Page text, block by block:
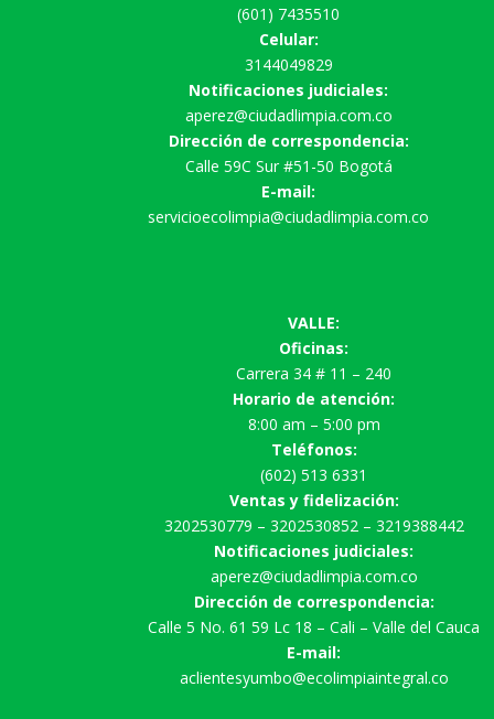
(601) 7435510
Celular:
3144049829
Notificaciones judiciales:
aperez@ciudadlimpia.com.co
Dirección de correspondencia:
Calle 59C Sur #51-50 Bogotá
E-mail:
servicioecolimpia@ciudadlimpia.com.co
VALLE:
Oficinas:
Carrera 34 # 11 – 240
Horario de atención:
8:00 am – 5:00 pm
Teléfonos:
(602) 513 6331
Ventas y fidelización:
3202530779 – 3202530852 – 3219388442
Notificaciones judiciales:
aperez@ciudadlimpia.com.co
Dirección de correspondencia:
Calle 5 No. 61 59 Lc 18 – Cali – Valle del Cauca
E-mail:
aclientesyumbo@ecolimpiaintegral.co